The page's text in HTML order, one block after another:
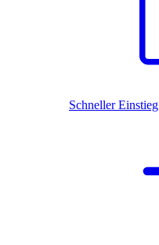
Schneller Einstieg